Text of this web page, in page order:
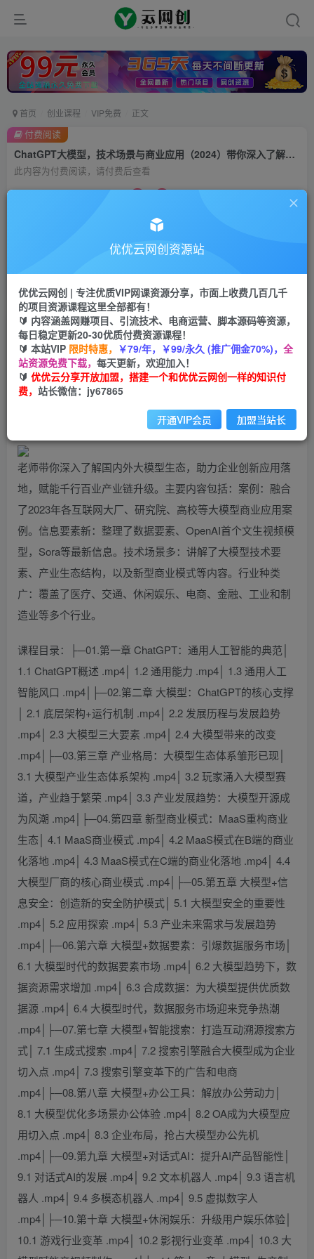
首页 创业课程 VIP免费 正文
ChatGPT大模型，技术场景与商业应用（2024）带你深入了解国内外大模型生态
此内容为付费阅读，请付费后查看
9.9
立即购买
付费阅读
ChatGPT大模型，技术场景与商业应用（2024）
带你深入了解国内外大模型生态
优优云网创
2年前更新
关注 私信
1303 43
老师带你深入了解国内外大模型生态，助力企业创新应用落
地，赋能千行百业产业链升级。主要内容包括：案例：融合
了2023年各互联网大厂、研究院、高校等大模型商业应用案
例。信息要素新：整理了数据要素、OpenAI首个文生视频模
型，Sora等最新信息。技术场景多：讲解了大模型技术要
素、产业生态结构，以及新型商业模式等内容。行业种类
广：覆盖了医疗、交通、休闲娱乐、电商、金融、工业和制
造业等多个行业。
课程目录：├─01.第一章 ChatGPT：通用人工智能的典范│
1.1 ChatGPT概述 .mp4│ 1.2 通用能力 .mp4│ 1.3 通用人工
智能风口 .mp4│├─02.第二章 大模型：ChatGPT的核心支撑
│ 2.1 底层架构+运行机制 .mp4│ 2.2 发展历程与发展趋势
.mp4│ 2.3 大模型三大要素 .mp4│ 2.4 大模型带来的改变
.mp4│├─03.第三章 产业格局：大模型生态体系雏形已现│
3.1 大模型产业生态体系架构 .mp4│ 3.2 玩家涌入大模型赛
道，产业趋于繁荣 .mp4│ 3.3 产业发展趋势：大模型开源成
为风潮 .mp4│├─04.第四章 新型商业模式：MaaS重构商业
生态│ 4.1 MaaS商业模式 .mp4│ 4.2 MaaS模式在B端的商业
化落地 .mp4│ 4.3 MaaS模式在C端的商业化落地 .mp4│ 4.4
大模型厂商的核心商业模式 .mp4│├─05.第五章 大模型+信
息安全：创造新的安全防护模式│ 5.1 大模型安全的重要性
.mp4│ 5.2 应用探索 .mp4│ 5.3 产业未来需求与发展趋势
.mp4│├─06.第六章 大模型+数据要素：引爆数据服务市场│
6.1 大模型时代的数据要素市场 .mp4│ 6.2 大模型趋势下，数
据资源需求增加 .mp4│ 6.3 合成数据：为大模型提供优质数
据源 .mp4│ 6.4 大模型时代，数据服务市场迎来竞争热潮
.mp4│├─07.第七章 大模型+智能搜索：打造互动溯源搜索方
式│ 7.1 生成式搜索 .mp4│ 7.2 搜索引擎融合大模型成为企业
切入点 .mp4│ 7.3 搜索引擎变革下的广告和电商
.mp4│├─08.第八章 大模型+办公工具：解放办公劳动力│
8.1 大模型优化多场景办公体验 .mp4│ 8.2 OA成为大模型应
用切入点 .mp4│ 8.3 企业布局，抢占大模型办公先机
.mp4│├─09.第九章 大模型+对话式AI：提升AI产品智能性│
9.1 对话式AI的发展 .mp4│ 9.2 文本机器人 .mp4│ 9.3 语言机
器人 .mp4│ 9.4 多模态机器人 .mp4│ 9.5 虚拟数字人
.mp4│├─10.第十章 大模型+休闲娱乐：升级用户娱乐体验│
10.1 游戏行业变革 .mp4│ 10.2 影视行业变革 .mp4│ 10.3 大
优优云网创资源站
优优云网创 | 专注优质VIP网课资源分享，市面上收费几百几千
的项目资源课程这里全部都有！
🔰 内容涵盖网赚项目、引流技术、电商运营、脚本源码等资源，
每日稳定更新20-30优质付费资源课程！
🔰 本站VIP 限时特惠， ￥79/年，￥99/永久 (推广佣金70%)， 全
站资源免费下载， 每天更新，欢迎加入！
🔰 优优云分享开放加盟，搭建一个和优优云网创一样的知识付
费， 站长微信：jy67865
开通VIP会员 加盟当站长